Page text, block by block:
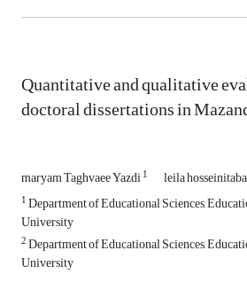
Quantitative and qualitative
doctoral dissertations in
maryam Taghvaee Yazdi1 leila
1Department of Educational Sciences,
University
2Department of Educational Sciences,
University